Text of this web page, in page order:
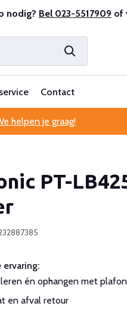
nodig? Bel 023-5517909 of
Contact
helpen je graag!
PT-
ervaring:
én ophangen met
en afval retour